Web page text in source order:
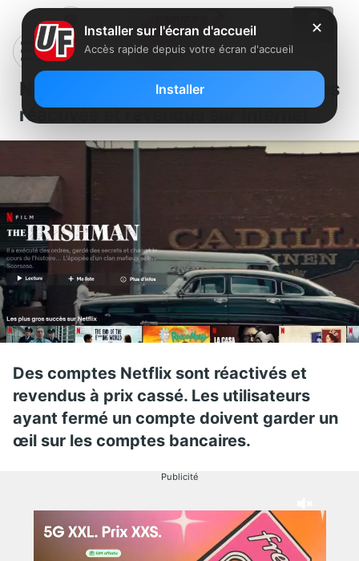
Netflix : attention aux comptes
réactivés et revendus sur Internet
Des comptes Netflix sont réactivés et
revendus à prix cassé. Les utilisateurs
ayant fermé un compte doivent garder un
œil sur les comptes bancaires.
Publicité
✕
Installer sur l'écran d'accueil
Accès rapide depuis votre écran d'accueil
Installer